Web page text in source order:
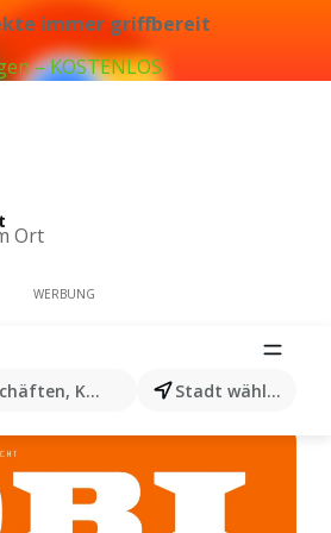
immer griffbereit
– KOSTENLOS
Ort
Kategorien, Produkten...
Stadt wählen
WERBUNG